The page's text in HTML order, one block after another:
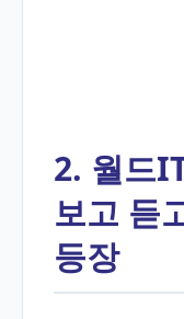
2. 월드
보고 듣
등장